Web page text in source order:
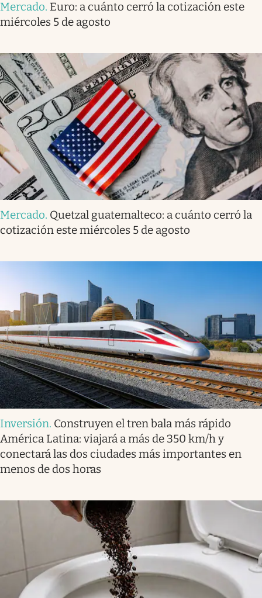
Mercado. Euro: a cuánto cerró la cotización este
miércoles 5 de agosto
Mercado. Quetzal guatemalteco: a cuánto cerró la
cotización este miércoles 5 de agosto
Inversión. Construyen el tren bala más rápido
América Latina: viajará a más de 350 km/h y
conectará las dos ciudades más importantes en
menos de dos horas